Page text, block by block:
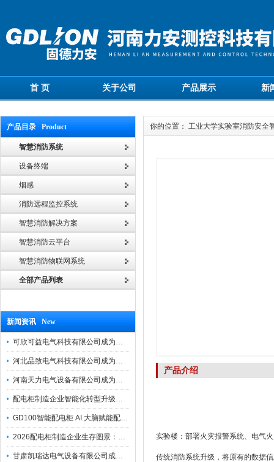
首 页 关于公司 产品展示 新
产品目录 Product
智慧消防系统
设备终端
烟感
消防远程监控系统
智慧消防解决方案
智慧消防云平台
智慧消防物联网系统
全部产品列表
新闻资讯 New
可欣可益电气科技有限公司成为力安电易云战略合作伙伴，共创智能配电新未来
河北品致电气科技有限公司成为力安电易云战略合作伙伴，共创智能配电新未来
河南天力电气设备有限公司成为力安电易云战略合作伙伴，共创智能配电新未来
配电柜制造企业智能化转型升级研讨会在力安成功举办
GD100智能配电柜 AI 大脑赋能配电柜制造企业高压一键顺控！
2026配电柜制造企业生存图景：市场、政策与智能化转型路径
甘肃凯瑞达电气设备有限公司成为电易云战略合作伙伴，共创智能配电新未来
你的位置： 工业大学实验室消防安全
产品介绍
实验楼：部署火灾报警系统、电气
传统消防系统升级，将原有的数据